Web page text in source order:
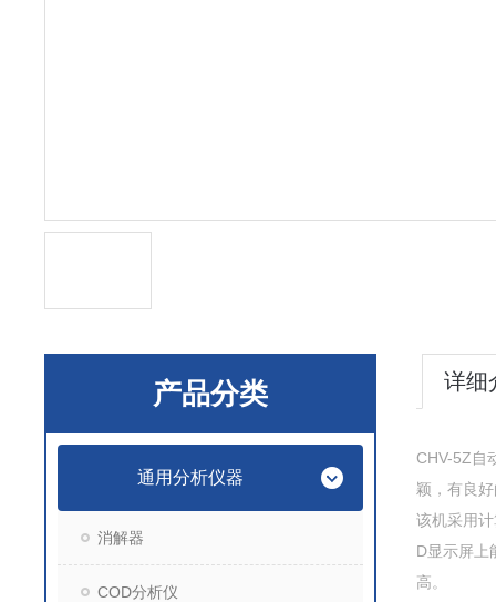
产品分类
通用分析仪器
消解器
COD分析仪
详细
CHV-5Z自
颖，有良
该机采用
D显示屏上
高。